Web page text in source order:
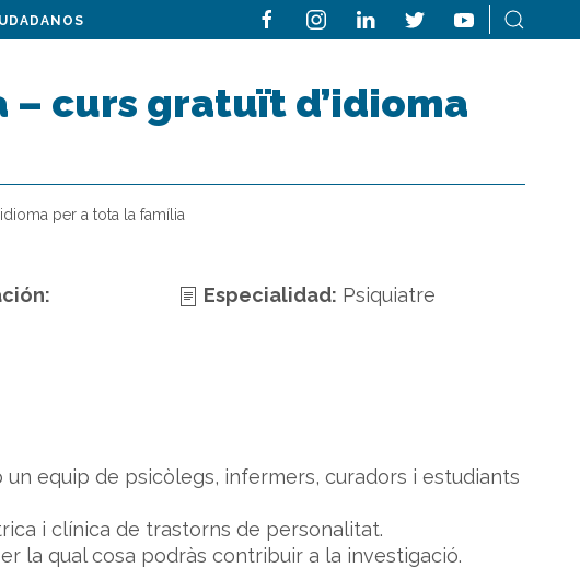
– curs gratuït d’idioma
per a tota la família
Especialidad: Psiquiatre
equip de psicòlegs, infermers, curadors i estudiants
i clínica de trastorns de personalitat.
la qual cosa podràs contribuir a la investigació.